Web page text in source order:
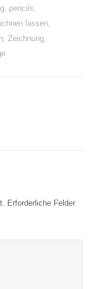
, pencils
lassen,
, Zeichnung,
Erforderliche Felder